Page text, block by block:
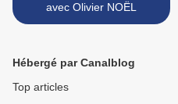
avec Olivier NOËL
Hébergé par Canalblog
Top articles